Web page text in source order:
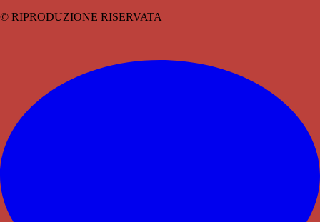
© RIPRODUZIONE RISERVATA